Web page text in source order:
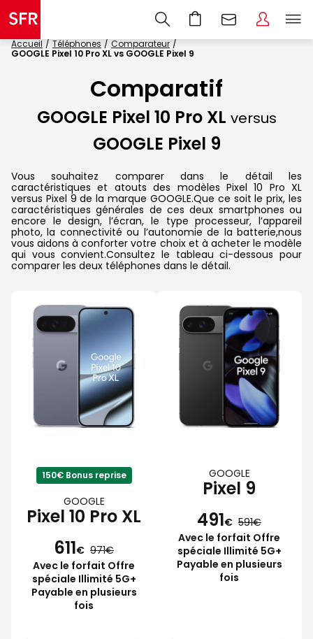
Accueil Téléphones
Comparateur
GOOGLE Pixel 10 Pro XL vs GOOGLE Pixel 9
Comparatif
GOOGLE Pixel 10 Pro XL versus
GOOGLE Pixel 9
Vous souhaitez comparer dans le détail les
caractéristiques et atouts des modèles Pixel 10 Pro XL
versus Pixel 9 de la marque GOOGLE.Que ce soit le prix, les
caractéristiques générales de ces deux smartphones ou
encore le design, l’écran, le type processeur, l’appareil
photo, la connectivité ou l’autonomie de la batterie,nous
vous aidons à conforter votre choix et à acheter le modèle
qui vous convient.Consultez le tableau ci-dessous pour
comparer les deux téléphones dans le détail.
150€ Bonus reprise
GOOGLE
Pixel 10 Pro XL
611€ 971
Avec le forfait Offre
spéciale Illimité 5G+
Payable en plusieurs
fois
GOOGLE
Pixel 9
491€ 591
Avec le forfait Offre
spéciale Illimité 5G+
Payable en plusieurs
fois